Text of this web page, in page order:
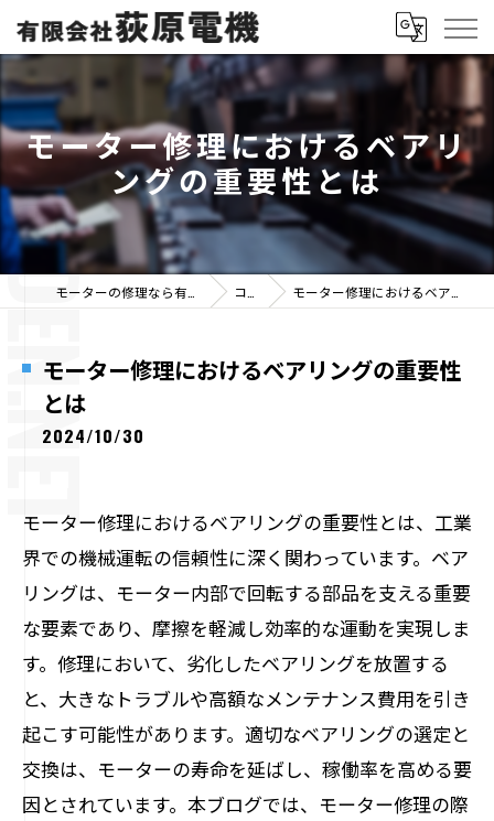
モーター修理におけるベアリ
ングの重要性とは
コラム モーター修理におけるベアリングの重要性とは
モーター修理におけるベアリングの重要性
とは
2024/10/30
モーター修理におけるベアリングの重要性とは、工業
界での機械運転の信頼性に深く関わっています。ベア
リングは、モーター内部で回転する部品を支える重要
な要素であり、摩擦を軽減し効率的な運動を実現しま
す。修理において、劣化したベアリングを放置する
と、大きなトラブルや高額なメンテナンス費用を引き
起こす可能性があります。適切なベアリングの選定と
交換は、モーターの寿命を延ばし、稼働率を高める要
因とされています。本ブログでは、モーター修理の際